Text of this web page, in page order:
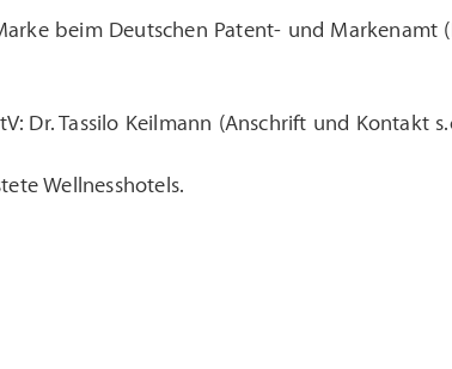
beim Deutschen Patent- und Markenamt
Dr. Tassilo Keilmann (Anschrift und Kontakt
Wellnesshotels.